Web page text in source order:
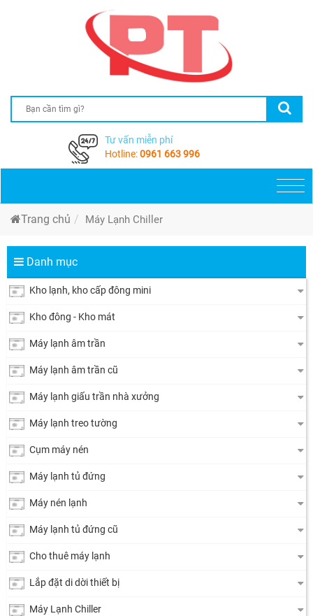
Tư vấn miễn phí
Hotline:0961 663 996
Trang chủ Máy Lạnh Chiller
Danh mục
Kho lạnh, kho cấp đông mini
Kho đông - Kho mát
Máy lạnh âm trần
Máy lạnh âm trần cũ
Máy lạnh giấu trần nhà xưởng
Máy lạnh treo tường
Cụm máy nén
Máy lạnh tủ đứng
Máy nén lạnh
Máy lạnh tủ đứng cũ
Cho thuê máy lạnh
Lắp đặt di dời thiết bị
Máy Lạnh Chiller